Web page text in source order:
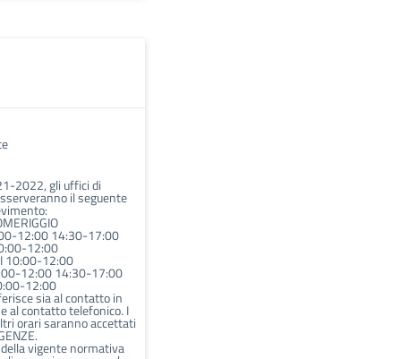
2022, gli uffici di
il seguente
12:00 14:30-17:00
12:00
10:00-12:00
12:00 14:30-17:00
12:00
sia al contatto in
al contatto telefonico. I
orari saranno accettati
vigente normativa